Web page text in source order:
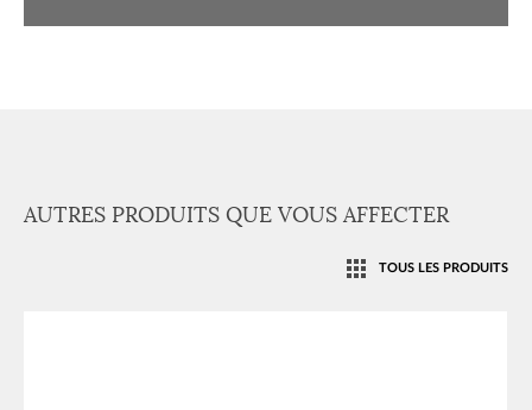
AUTRES PRODUITS QUE VOUS AFFECTER
TOUS LES PRODUITS